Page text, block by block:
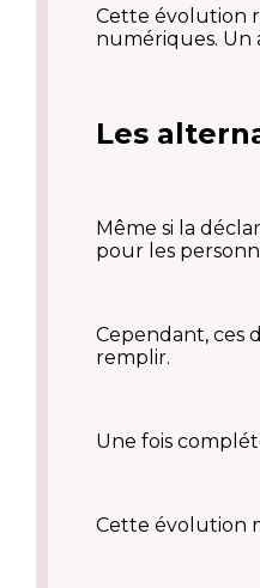
Cette évolution
numériques. Un
Les
Même si la
pour les
Cependant, ces
remplir.
Une fois
Cette évolution